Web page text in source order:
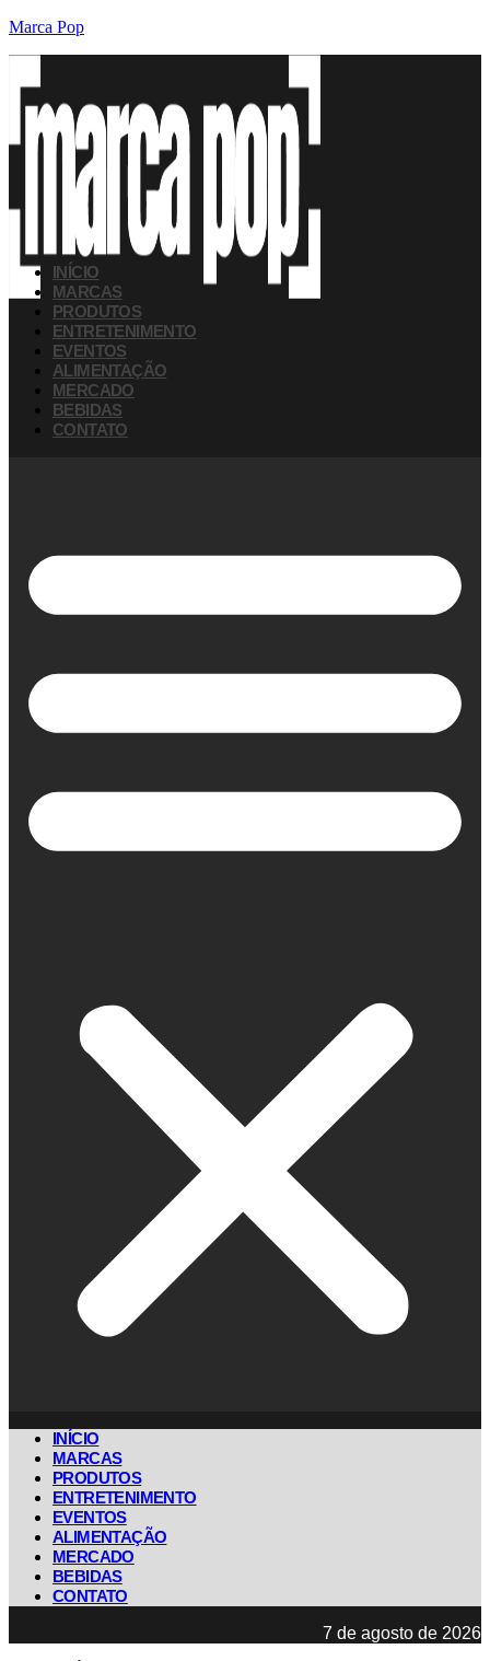
Marca Pop
INÍCIO
MARCAS
PRODUTOS
ENTRETENIMENTO
EVENTOS
ALIMENTAÇÃO
MERCADO
BEBIDAS
CONTATO
INÍCIO
MARCAS
PRODUTOS
ENTRETENIMENTO
EVENTOS
ALIMENTAÇÃO
MERCADO
BEBIDAS
CONTATO
7 de agosto de 2026